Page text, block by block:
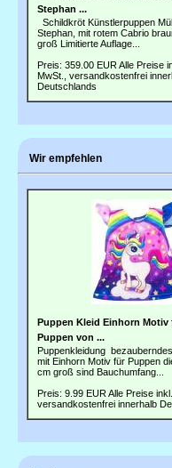
Stephan ...
Schildkröt Künstlerpuppen
Stephan, mit rotem Cabrio
groß Limitierte Auflage...
Preis: 359.00 EURAlle Preise
MwSt., versandkostenfrei
Deutschlands
Wir empfehlen
Puppen Kleid Einhorn Motiv
Puppen von ...
Puppenkleidung
mit Einhorn Motiv für Puppen
cm groß sind Bauchumfang...
Preis: 9.99 EURAlle Preise
versandkostenfrei innerhalb